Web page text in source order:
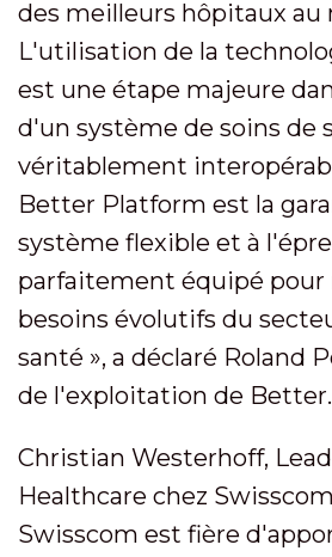
des meilleurs hôpitaux au
L'utilisation de la
est une étape majeure
d'un système de soins de
véritablement
Better Platform est la
système flexible et à
parfaitement équipé pour
besoins évolutifs du
santé », a déclaré Roland
de l'exploitation de Better.
Christian Westerhoff,
Healthcare chez
Swisscom est fière